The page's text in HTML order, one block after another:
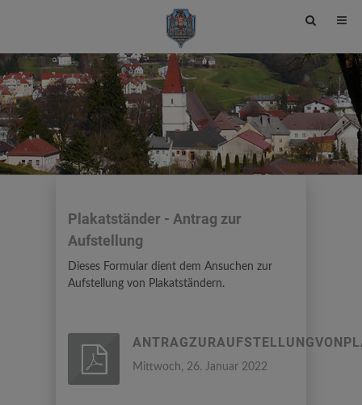
Site
toggle
Plakatständer - Antrag zur
Aufstellung
Dieses Formular dient dem Ansuchen zur
Aufstellung von Plakatständern.
Mittwoch, 26. Januar 2022